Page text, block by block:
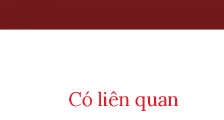
Có liên quan